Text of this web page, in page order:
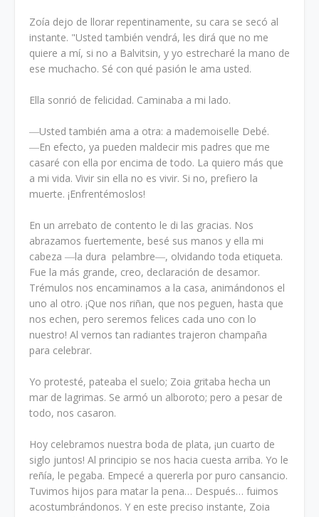
Zoía dejo de llorar repentinamente, su cara se secó al
instante. "Usted también vendrá, les dirá que no me
quiere a mí, si no a Balvitsin, y yo estrecharé la mano de
ese muchacho. Sé con qué pasión le ama usted.
Ella sonrió de felicidad. Caminaba a mi lado.
―Usted también ama a otra: a mademoiselle Debé.
―En efecto, ya pueden maldecir mis padres que me
casaré con ella por encima de todo. La quiero más que
a mi vida. Vivir sin ella no es vivir. Si no, prefiero la
muerte. ¡Enfrentémoslos!
En un arrebato de contento le di las gracias. Nos
abrazamos fuertemente, besé sus manos y ella mi
cabeza ―la dura pelambre―, olvidando toda etiqueta.
Fue la más grande, creo, declaración de desamor.
Trémulos nos encaminamos a la casa, animándonos el
uno al otro. ¡Que nos riñan, que nos peguen, hasta que
nos echen, pero seremos felices cada uno con lo
nuestro! Al vernos tan radiantes trajeron champaña
para celebrar.
Yo protesté, pateaba el suelo; Zoia gritaba hecha un
mar de lagrimas. Se armó un alboroto; pero a pesar de
todo, nos casaron.
Hoy celebramos nuestra boda de plata, ¡un cuarto de
siglo juntos! Al principio se nos hacia cuesta arriba. Yo le
reñía, le pegaba. Empecé a quererla por puro cansancio.
Tuvimos hijos para matar la pena… Después… fuimos
acostumbrándonos. Y en este preciso instante, Zoia